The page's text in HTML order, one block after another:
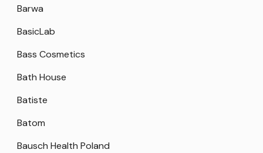
Barwa
BasicLab
Bass Cosmetics
Bath House
Batiste
Batom
Bausch Health Poland